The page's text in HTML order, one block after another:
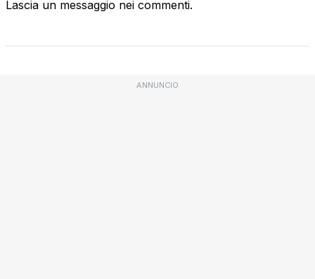
Lascia un messaggio nei commenti.
ANNUNCIO